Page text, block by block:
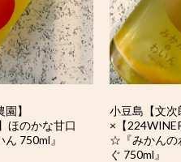
】
ほのかな甘口
750ml』
小豆島【文次
×【
☆『みかんの
ぐ 750ml』